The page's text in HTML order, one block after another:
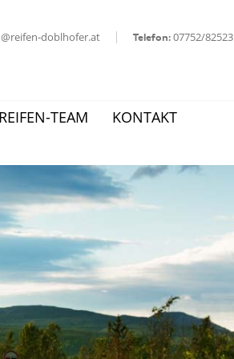
doblhofer.at Telefon: 07752/82523
TEAM
KONTAKT